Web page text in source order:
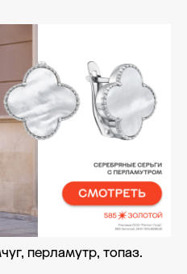
перламутр, топаз.